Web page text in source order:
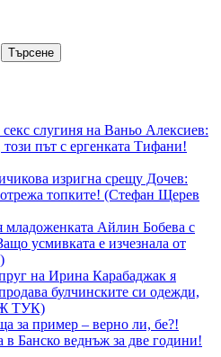
Търсене
слугиня на Ваньо Алексиев:
път с ергенката Тифани!
изригна срещу Дочев:
топките! (Стефан Щерев
Айлин Бобева с
усмивката е изчезнала от
на Ирина Карабаджак я
булчинските си одежди,
ТУК)
за пример – верно ли, бе?!
в Банско веднъж за две години!